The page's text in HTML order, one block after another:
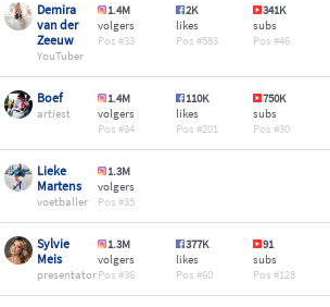
Demira
van der
Zeeuw
YouTuber
1.4M
volgers
33
2K
likes
583
341K
subs
46
Boef
artiest
1.4M
volgers
34
110K
likes
201
750K
subs
30
Lieke
Martens
voetballer
1.3M
volgers
35
Sylvie
Meis
presentator
1.3M
volgers
36
377K
likes
60
91
subs
128